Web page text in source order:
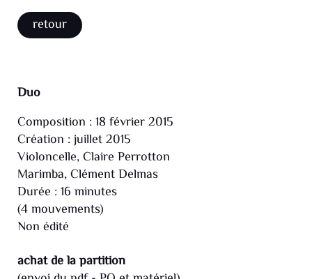
retour
Duo
Composition : 18 février 2015
Création : juillet 2015
Violoncelle, Claire Perrotton
Marimba, Clément Delmas
Durée : 16 minutes
(4 mouvements)
Non édité
achat de la partition